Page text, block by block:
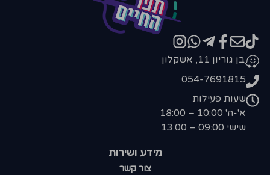
מידע ושירות
צור קשר
בן גוריון 11, אשקלון
054-7691815
שעות פעילות
א'-ה' 10:00 – 18:00
שישי 09:00 – 13:00